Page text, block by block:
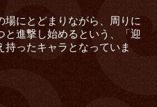
場にとどまりながら、周りに
進撃し始めるという、「迎
ったキャラとなっていま